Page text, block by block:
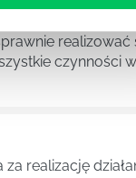
realizować
czynności
realizację